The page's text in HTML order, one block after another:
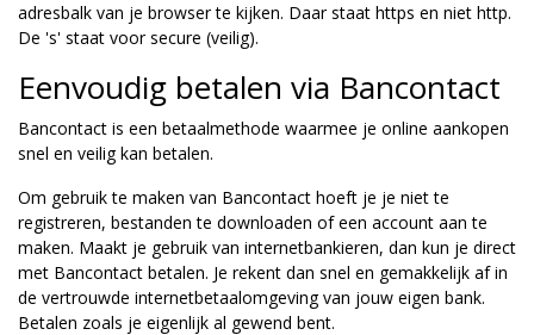
adresbalk van je browser te kijken. Daar staat https en niet http.
De 's' staat voor secure (veilig).
Eenvoudig betalen via Bancontact
Bancontact is een betaalmethode waarmee je online aankopen
snel en veilig kan betalen.
Om gebruik te maken van Bancontact hoeft je je niet te
registreren, bestanden te downloaden of een account aan te
maken. Maakt je gebruik van internetbankieren, dan kun je direct
met Bancontact betalen. Je rekent dan snel en gemakkelijk af in
de vertrouwde internetbetaalomgeving van jouw eigen bank.
Betalen zoals je eigenlijk al gewend bent.